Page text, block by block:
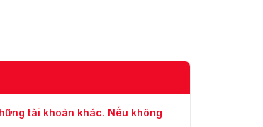
tài khoản khác. Nếu không